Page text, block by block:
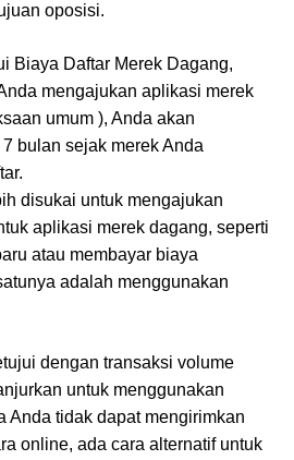
oposisi.
Biaya Daftar Merek Dagang,
mengajukan aplikasi merek
umum ), Anda akan
bulan sejak merek Anda
disukai untuk mengajukan
aplikasi merek dagang, seperti
atau membayar biaya
adalah menggunakan
dengan transaksi volume
untuk menggunakan
Anda tidak dapat mengirimkan
online, ada cara alternatif untuk